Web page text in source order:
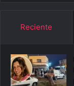
Reciente